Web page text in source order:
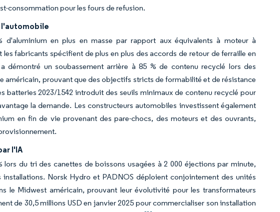
consommation pour les fours de refusion.
l'automobile
d'aluminium en plus en masse par rapport aux équivalents à moteur à
fabricants spécifient de plus en plus des accords de retour de ferraille en
démontré un soubassement arrière à 85 % de contenu recyclé lors des
prouvant que des objectifs stricts de formabilité et de résistance
batteries 2023/1542 introduit des seuils minimaux de contenu recyclé pour
la demande. Les constructeurs automobiles investissent également
en fin de vie provenant des pare-chocs, des moteurs et des ouvrants,
l'IA
du tri des canettes de boissons usagées à 2 000 éjections par minute,
Norsk Hydro et PADNOS déploient conjointement des unités
le Midwest américain, prouvant leur évolutivité pour les transformateurs
de 30,5 millions USD en janvier 2025 pour commercialiser son installation